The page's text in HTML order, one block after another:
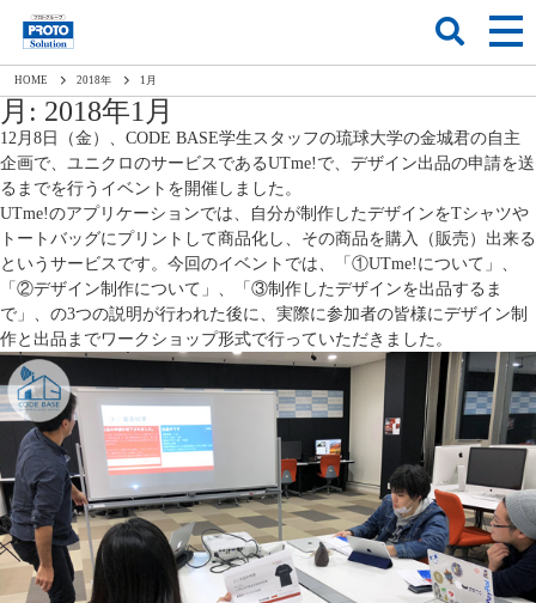
HOME 2018年 1 月
月: 2018年1月
12月8日（金）、CODE BASE学生スタッフの琉球大学の金城君の自主
企画で、ユニクロのサービスであるUTme!で、デザイン出品の申請を送
るまでを行うイベントを開催しました。
UTme!のアプリケーションでは、自分が制作したデザインをTシャツや
トートバッグにプリントして商品化し、その商品を購入（販売）出来る
というサービスです。今回のイベントでは、「①UTme!について」、
「②デザイン制作について」、「③制作したデザインを出品するま
で」、の3つの説明が行われた後に、実際に参加者の皆様にデザイン制
作と出品までワークショップ形式で行っていただきました。